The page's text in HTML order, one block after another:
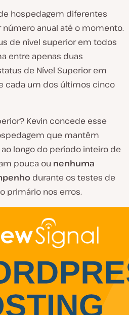
hospedagem diferentes
anual até o momento.
de nível superior em todos
entre apenas duas
de Nível Superior em
cada um dos últimos cinco
Kevin concede esse
que mantêm
ao longo do período inteiro de
pouca ou nenhuma
durante os testes de
primário nos erros.